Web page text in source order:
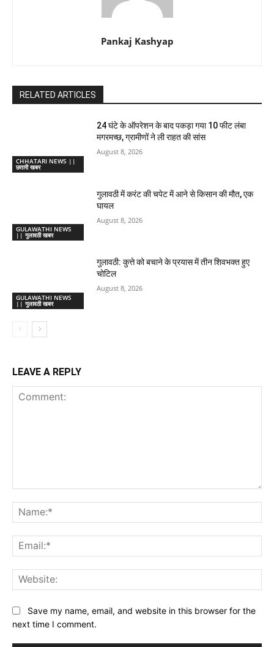
Pankaj Kashyap
RELATED ARTICLES
CHHATARI NEWS ||
छतारी खबर
24 घंटे के ऑपरेशन के बाद पकड़ा गया 10 फीट लंबा
मगरमच्छ, ग्रामीणों ने ली राहत की सांस
August 8, 2026
GULAWATHI NEWS
|| गुलावठी खबर
गुलावठी में करंट की चपेट में आने से किसान की मौत, एक
घायल
August 8, 2026
GULAWATHI NEWS
|| गुलावठी खबर
गुलावठी: कुत्ते को बचाने के प्रयास में तीन शिवभक्त हुए
चोटिल
August 8, 2026
LEAVE A REPLY
Save my name, email, and website in this browser for the
next time I comment.